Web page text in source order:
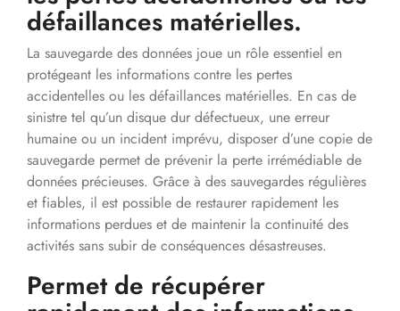
défaillances matérielles.
La sauvegarde des données joue un rôle essentiel en
protégeant les informations contre les pertes
accidentelles ou les défaillances matérielles. En cas de
sinistre tel qu’un disque dur défectueux, une erreur
humaine ou un incident imprévu, disposer d’une copie de
sauvegarde permet de prévenir la perte irrémédiable de
données précieuses. Grâce à des sauvegardes régulières
et fiables, il est possible de restaurer rapidement les
informations perdues et de maintenir la continuité des
activités sans subir de conséquences désastreuses.
Permet de récupérer